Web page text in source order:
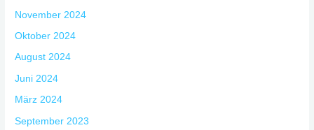
November 2024
Oktober 2024
August 2024
Juni 2024
März 2024
September 2023